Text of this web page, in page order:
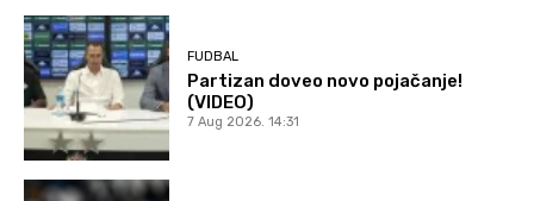
FUDBAL
Partizan doveo novo pojačanje!
(VIDEO)
7 Aug 2026. 14:31